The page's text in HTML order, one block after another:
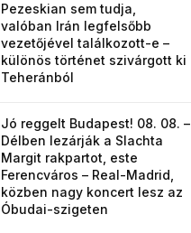
Pezeskian sem tudja,
valóban Irán legfelsőbb
vezetőjével találkozott-e –
különös történet szivárgott ki
Teheránból
Jó reggelt Budapest! 08. 08. –
Délben lezárják a Slachta
Margit rakpartot, este
Ferencváros – Real-Madrid,
közben nagy koncert lesz az
Óbudai-szigeten